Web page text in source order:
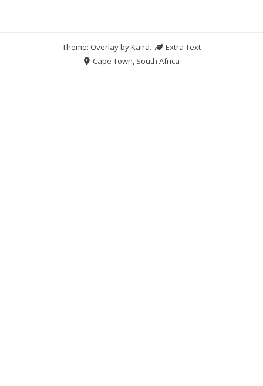
Theme: Overlay byKaira.
Extra Text
Cape Town, South Africa